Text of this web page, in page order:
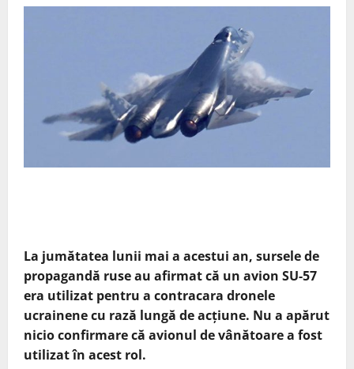
La jumătatea lunii mai a acestui an, sursele de
propagandă ruse au afirmat că un avion SU-57
era utilizat pentru a contracara dronele
ucrainene cu rază lungă de acțiune. Nu a apărut
nicio confirmare că avionul de vânătoare a fost
utilizat în acest rol.